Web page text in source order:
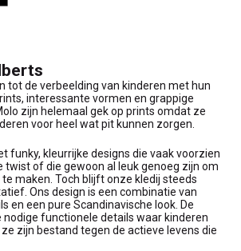
tot de verbeelding van kinderen met hun
interessante vormen en grappige
zijn helemaal gek op prints omdat ze
voor heel wat pit kunnen zorgen.
funky, kleurrijke designs die vaak voorzien
twist of die gewoon al leuk genoeg zijn om
maken. Toch blijft onze kledij steeds
Ons design is een combinatie van
en een pure Scandinavische look. De
nodige functionele details waar kinderen
zijn bestand tegen de actieve levens die